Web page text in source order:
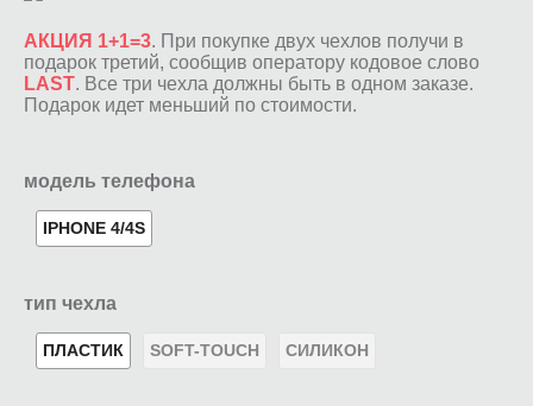
АКЦИЯ 1+1=3. При покупке двух чехлов получи в
подарок третий, сообщив оператору кодовое слово
LAST. Все три чехла должны быть в одном заказе.
Подарок идет меньший по стоимости.
модель телефона
IPHONE 4/4S
тип чехла
ПЛАСТИК SOFT-TOUCH СИЛИКОН